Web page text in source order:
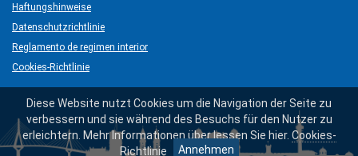
Haftungshinweise
Datenschutzrichtlinie
Reglamento de regimen interior
Cookies-Richtlinie
Diese Website nutzt Cookies um die Navigation der Seite zu
verbessern und sie während des Besuchs für den Nutzer zu
erleichtern. Mehr Informationen über lessen Sie hier. Cookies-
Richtlinie
Annehmen